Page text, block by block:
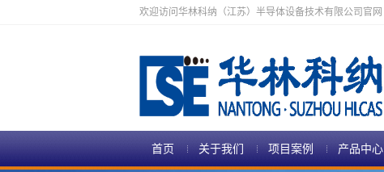
欢迎访问华林科纳（江苏）半导体设备技术有限公司官网
首页 关于我们 项目案例 产品中心